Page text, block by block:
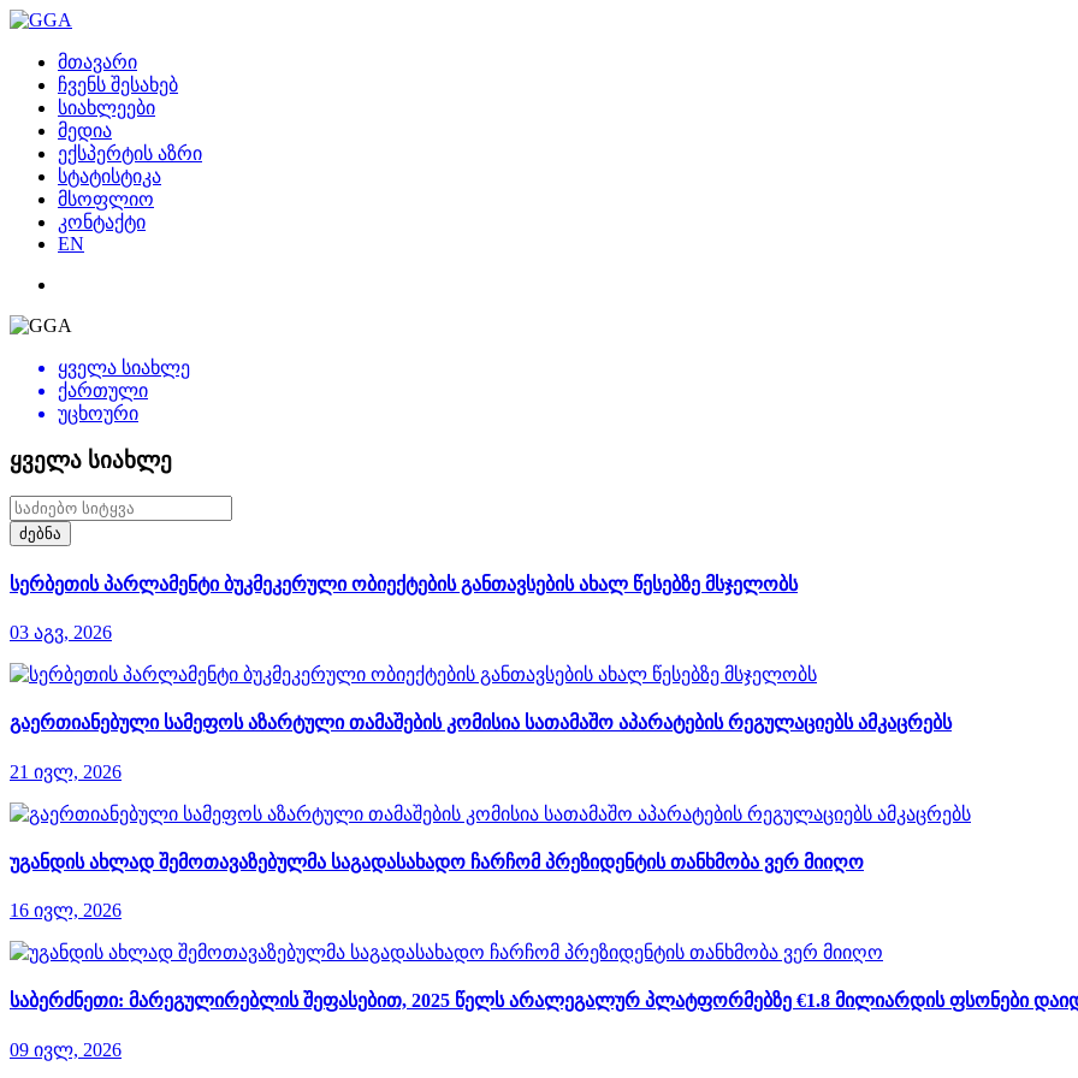
მთავარი
ჩვენს შესახებ
სიახლეები
მედია
ექსპერტის აზრი
სტატისტიკა
მსოფლიო
კონტაქტი
EN
ყველა სიახლე
ქართული
უცხოური
ყველა სიახლე
ძებნა
სერბეთის პარლამენტი ბუკმეკერული ობიექტების განთავსების ახალ წესებზე მსჯელობს
03 აგვ, 2026
გაერთიანებული სამეფოს აზარტული თამაშების კომისია სათამაშო აპარატების რეგულაციებს ამკაცრებს
21 ივლ, 2026
უგანდის ახლად შემოთავაზებულმა საგადასახადო ჩარჩომ პრეზიდენტის თანხმობა ვერ მიიღო
16 ივლ, 2026
საბერძნეთი: მარეგულირებლის შეფასებით, 2025 წელს არალეგალურ პლატფორმებზე €1.8 მილიარდის ფსონები
09 ივლ, 2026